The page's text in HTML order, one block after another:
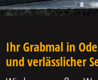
Ihr Grabmal in
und verlässlicher